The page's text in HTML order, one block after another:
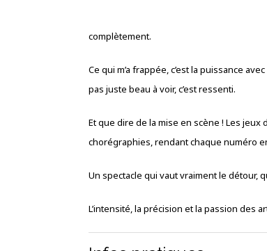
complètement.
Ce qui m’a frappée, c’est la puissance
pas juste beau à voir, c’est ressenti.
Et que dire de la mise en scène ! Les
chorégraphies, rendant chaque numéro
Un spectacle qui vaut vraiment le détour,
L’intensité, la précision et la passion